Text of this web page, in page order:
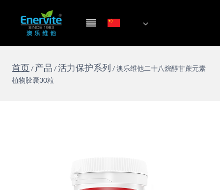
容
首页/ 产品 /活力保护系列 /澳乐维他二十八烷醇甘蔗元素
植物胶囊30粒